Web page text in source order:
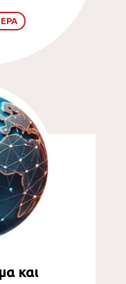
και